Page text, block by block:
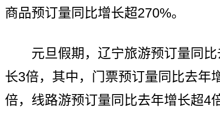
商品预订量同比增长超270%。
元旦假期，辽宁旅游预订量同比
长3倍，其中，门票预订量同比去年
倍，线路游预订量同比去年增长超4